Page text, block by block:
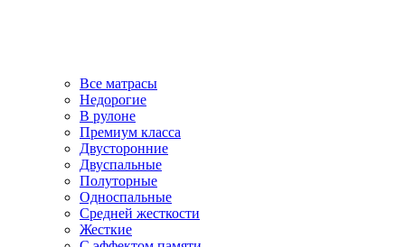
Все матрасы
Недорогие
В рулоне
Премиум класса
Двусторонние
Двуспальные
Полуторные
Односпальные
Средней жесткости
Жесткие